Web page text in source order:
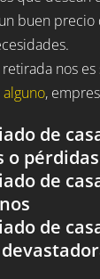
buen precio
nos
alguno,
de
de
de